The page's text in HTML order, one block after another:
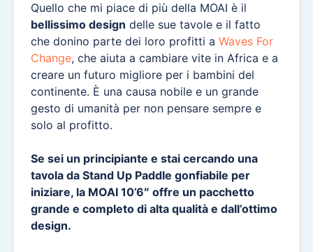
Quello che mi piace di più della MOAI è il
bellissimo design delle sue tavole e il fatto
che donino parte dei loro profitti a Waves For
Change, che aiuta a cambiare vite in Africa e a
creare un futuro migliore per i bambini del
continente. È una causa nobile e un grande
gesto di umanità per non pensare sempre e
solo al profitto.
Se sei un principiante e stai cercando una
tavola da Stand Up Paddle gonfiabile per
iniziare, la MOAI 10’6″ offre un pacchetto
grande e completo di alta qualità e dall’ottimo
design.